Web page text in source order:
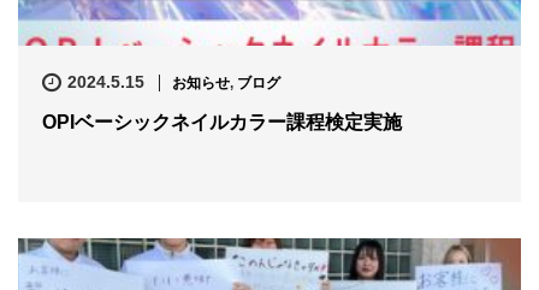
2024.5.15 お知らせ, ブログ
OPIベーシックネイルカラー課程検定実施